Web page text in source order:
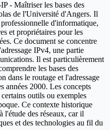
- Maîtriser les bases des
de l'Université d'Angers. Il
d'informatique,
et propriétaires pour les
Ce document se concentre
IPv4, une partie
Il est particulièrement
les bases des
dans le routage et l'adressage
années 2000. Les concepts
outils ou exemples
Ce contexte historique
l'étude des réseaux, car il
et des technologies au fil du